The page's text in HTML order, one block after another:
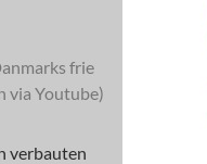
frie
via Youtube)
verbauten